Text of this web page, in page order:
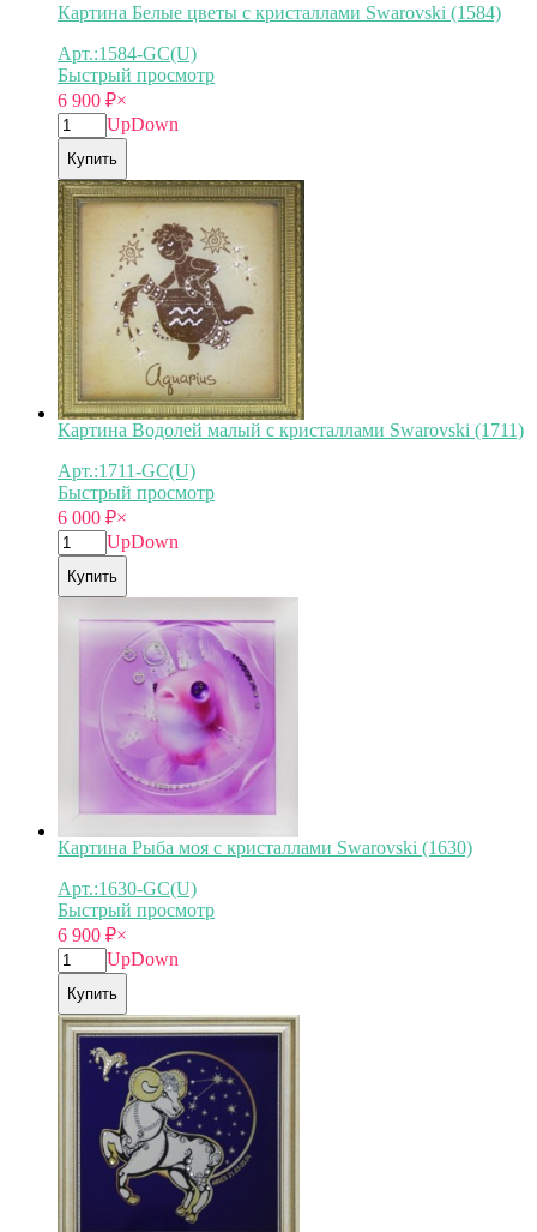
Картина Белые цветы с кристаллами Swarovski (1584)
Арт.:1584-GC(U)
Быстрый просмотр
6 900 ₽×
UpDown
Купить
Картина Водолей малый с кристаллами Swarovski (1711)
Арт.:1711-GC(U)
Быстрый просмотр
6 000 ₽×
UpDown
Купить
Картина Рыба моя с кристаллами Swarovski (1630)
Арт.:1630-GC(U)
Быстрый просмотр
6 900 ₽×
UpDown
Купить